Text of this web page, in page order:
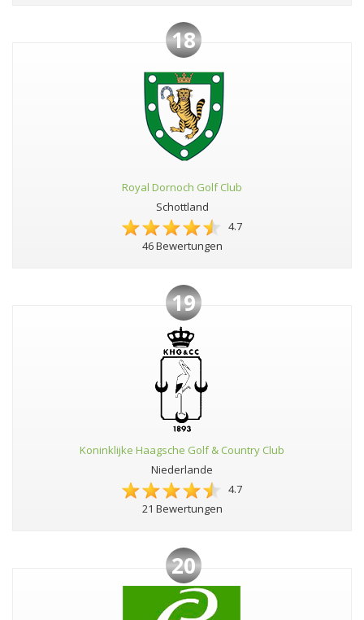
18
Royal Dornoch Golf Club
Schottland
4.7
46 Bewertungen
19
Koninklijke Haagsche Golf & Country Club
Niederlande
4.7
21 Bewertungen
20